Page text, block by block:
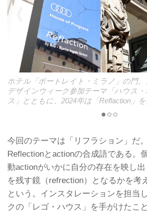
ホテル「ポートレイト・ミラノ」の門
デザインウィーク参加テーマ「ハウス
ス」とともに、2024年は「Reflaction」を
今回のテーマは「リフラション」だ
Reflectionとactionの合成語である。
動actionがいかに自分の存在を映し
を残す鏡（refrection）となるかを考
という。インスタレーションを担当
クの「レゴ・ハウス」を手がけたこ